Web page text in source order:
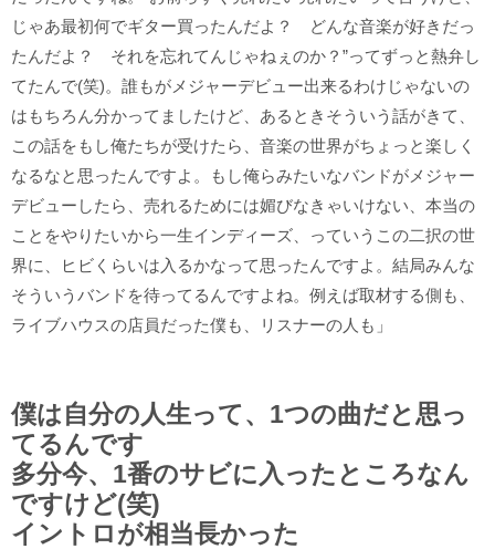
じゃあ最初何でギター買ったんだよ？ どんな音楽が好きだっ
たんだよ？ それを忘れてんじゃねぇのか？”ってずっと熱弁し
てたんで(笑)。誰もがメジャーデビュー出来るわけじゃないの
はもちろん分かってましたけど、あるときそういう話がきて、
この話をもし俺たちが受けたら、音楽の世界がちょっと楽しく
なるなと思ったんですよ。もし俺らみたいなバンドがメジャー
デビューしたら、売れるためには媚びなきゃいけない、本当の
ことをやりたいから一生インディーズ、っていうこの二択の世
界に、ヒビくらいは入るかなって思ったんですよ。結局みんな
そういうバンドを待ってるんですよね。例えば取材する側も、
ライブハウスの店員だった僕も、リスナーの人も」
僕は自分の人生って、1つの曲だと思っ
てるんです
多分今、1番のサビに入ったところなん
ですけど(笑)
イントロが相当長かった